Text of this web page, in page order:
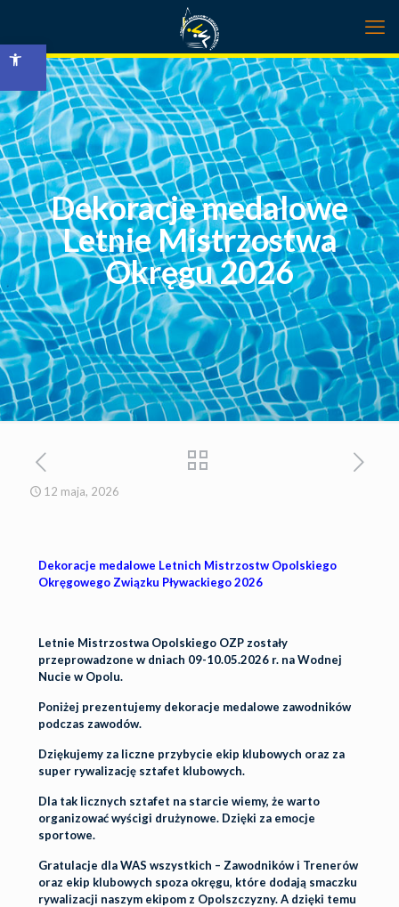
Open toolbar
Dekoracje medalowe
Letnie Mistrzostwa
Okręgu 2026
12 maja, 2026
Dekoracje medalowe Letnich Mistrzostw Opolskiego
Okręgowego Związku Pływackiego 2026
Letnie Mistrzostwa Opolskiego OZP zostały
przeprowadzone w dniach 09-10.05.2026 r. na Wodnej
Nucie w Opolu.
Poniżej prezentujemy dekoracje medalowe zawodników
podczas zawodów.
Dziękujemy za liczne przybycie ekip klubowych oraz za
super rywalizację sztafet klubowych.
Dla tak licznych sztafet na starcie wiemy, że warto
organizować wyścigi drużynowe. Dzięki za emocje
sportowe.
Gratulacje dla WAS wszystkich – Zawodników i Trenerów
oraz ekip klubowych spoza okręgu, które dodają smaczku
rywalizacji naszym ekipom z Opolszczyzny. A dzięki temu